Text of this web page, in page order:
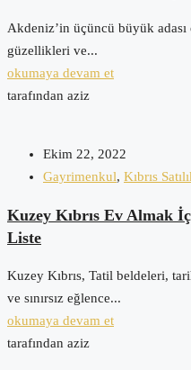
Akdeniz’in üçüncü büyük
güzellikleri ve...
okumaya devam et
tarafından aziz
Ekim 22, 2022
Gayrimenkul, Kıbrıs
Kuzey Kıbrıs Ev Almak
Liste
Kuzey Kıbrıs, Tatil beldeleri,
ve sınırsız eğlence...
okumaya devam et
tarafından aziz